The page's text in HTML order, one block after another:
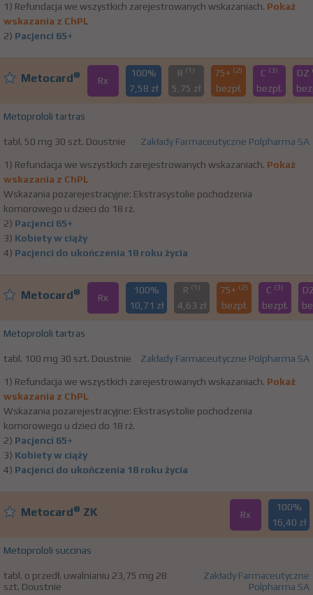
1) Refundacja we wszystkich zarejestrowanych wskazaniach. Pokaż
wskazania z ChPL
2) Pacjenci 65+
Metocard® Rx
100%
7,58 zł
R (1)
5,75 zł
75+ (2)
bezpł.
C (3)
bezpł.
DZ
Metoprololi tartras
tabl. 50 mg 30 szt. Doustnie Zakłady Farmaceutyczne Polpharma SA
1) Refundacja we wszystkich zarejestrowanych wskazaniach. Pokaż
wskazania z ChPL
Wskazania pozarejestracyjne: Ekstrasystolie pochodzenia
komorowego u dzieci do 18 rż.
2) Pacjenci 65+
3) Kobiety w ciąży
4) Pacjenci do ukończenia 18 roku życia
Metocard® Rx
100%
10,71 zł
R (1)
4,63 zł
75+ (2)
bezpł.
C (3)
bezpł.
Metoprololi tartras
tabl. 100 mg 30 szt. Doustnie Zakłady Farmaceutyczne Polpharma SA
1) Refundacja we wszystkich zarejestrowanych wskazaniach. Pokaż
wskazania z ChPL
Wskazania pozarejestracyjne: Ekstrasystolie pochodzenia
komorowego u dzieci do 18 rż.
2) Pacjenci 65+
3) Kobiety w ciąży
4) Pacjenci do ukończenia 18 roku życia
Metocard® ZK Rx
100%
16,40 zł
Metoprololi succinas
tabl. o przedł. uwalnianiu 23,75 mg 28
szt. Doustnie
Zakłady Farmaceutyczne
Polpharma SA